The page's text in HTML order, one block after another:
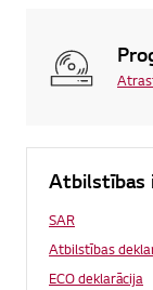
Atbilstības
SAR
Atbilstības
ECO deklarācija